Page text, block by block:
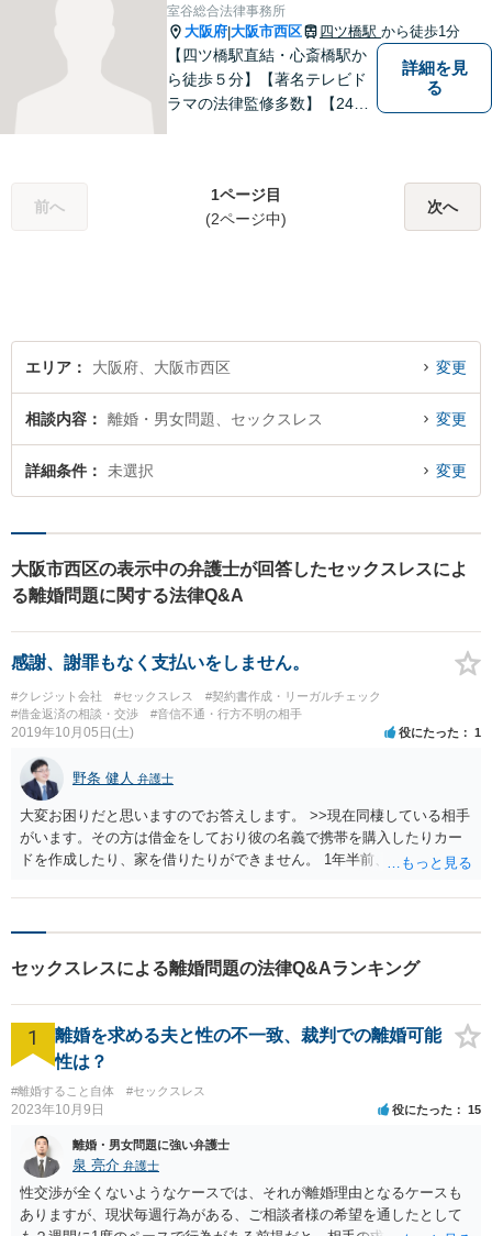
室谷総合法律事務所
大阪府|大阪市西区 四ツ橋駅 から徒歩1分
【四ツ橋駅直結・心斎橋駅か
ら徒歩５分】【著名テレビド
ラマの法律監修多数】【24時
強く意識しております！
詳細を見
る
前へ
1ページ目
(2ページ中)
次へ
エリア 大阪府、大阪市西区 変更
相談内容 離婚・男女問題、セックスレス 変更
詳細条件 未選択 変更
大阪市西区の表示中の弁護士が回答したセックスレスによ
る離婚問題に関する法律Q&A
感謝、謝罪もなく支払いをしません。
#クレジット会社 #セックスレス
#契約書作成・リーガルチェック
#借金返済の相談・交渉
#音信不通・行方不明の相手
2019年10月05日(土) 役にたった 1
野条 健人 弁護士
大変お困りだと思いますのでお答えします。 >>現在同棲している相手
がいます。その方は借金をしており彼の名義で携帯を購入したりカー
ドを作成したり、家を借りたりができません。 1年半前、彼の家に半
りませんでしたが、家賃滞納で強制退去されました。その状況を見て
しては金銭的な負担があったというのであればそれをまとめて主張さ
セックスレスによる離婚問題の法律Q&Aランキング
1
離婚を求める夫と性の不一致、裁判での離婚可能
性は？
#離婚すること自体 #セックスレス
2023年10月9日 役にたった 15
離婚・男女問題に強い弁護士
泉 亮介 弁護士
性交渉が全くないようなケースでは、それが離婚理由となるケースも
ありますが、現状毎週行為がある、ご相談者様の希望を通したとして